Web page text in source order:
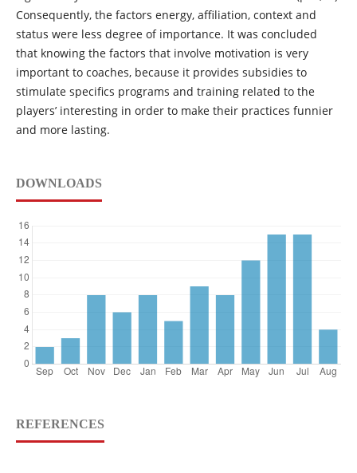
Consequently, the factors energy, affiliation, context and
status were less degree of importance. It was concluded
that knowing the factors that involve motivation is very
important to coaches, because it provides subsidies to
stimulate specifics programs and training related to the
players’ interesting in order to make their practices funnier
and more lasting.
DOWNLOADS
REFERENCES